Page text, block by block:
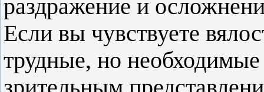
раздражение и
Если вы чувствуете
трудные, но необходимые